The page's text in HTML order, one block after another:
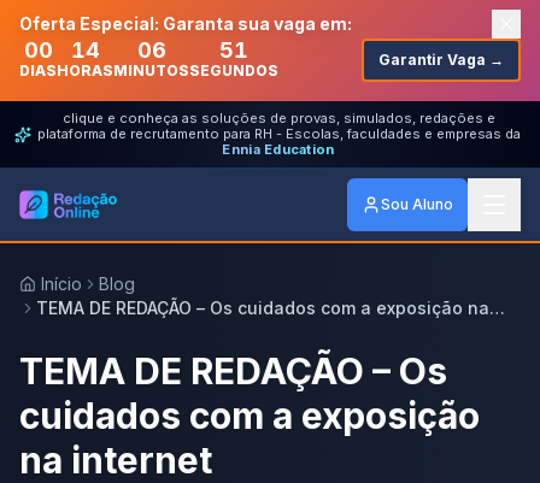
Oferta Especial: Garanta sua vaga em:
00
DIAS
14
HORAS
06
MINUTOS
51
SEGUNDOS
Garantir Vaga →
clique e conheça as soluções de provas, simulados, redações e
plataforma de recrutamento para RH - Escolas, faculdades e empresas da
Ennia Education
Sou Aluno
Início
Blog
TEMA DE REDAÇÃO – Os cuidados com a exposição na
TEMA DE REDAÇÃO – Os
cuidados com a exposição
na internet